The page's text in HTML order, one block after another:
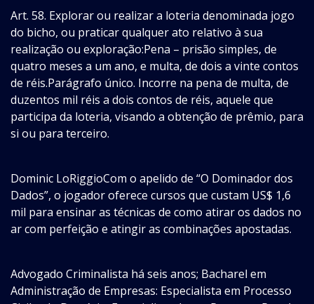
Art. 58. Explorar ou realizar a loteria denominada jogo
do bicho, ou praticar qualquer ato relativo à sua
realização ou exploração:Pena – prisão simples, de
quatro meses a um ano, e multa, de dois a vinte contos
de réis.Parágrafo único. Incorre na pena de multa, de
duzentos mil réis a dois contos de réis, aquele que
participa da loteria, visando a obtenção de prêmio, para
si ou para terceiro.
Dominic LoRiggioCom o apelido de “O Dominador dos
Dados”, o jogador oferece cursos que custam US$ 1,6
mil para ensinar as técnicas de como atirar os dados no
ar com perfeição e atingir as combinações apostadas.
Advogado Criminalista há seis anos; Bacharel em
Administração de Empresas: Especialista em Processo